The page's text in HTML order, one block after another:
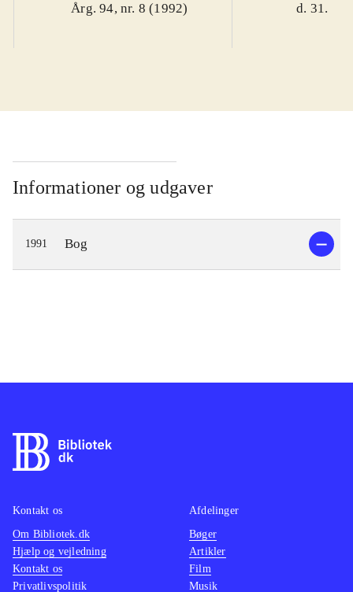
Årg. 94, nr. 8 (1992)
d. 31.
Informationer og udgaver
1991 Bog
Kontakt os
Om Bibliotek.dk
Hjælp og vejledning
Kontakt os
Privatlivspolitik
Afdelinger
Bøger
Artikler
Film
Musik